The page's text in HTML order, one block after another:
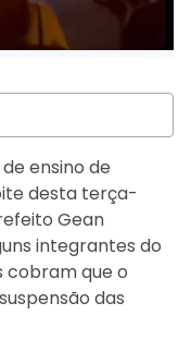
ensino de
desta terça-
Gean
integrantes do
cobram que o
das